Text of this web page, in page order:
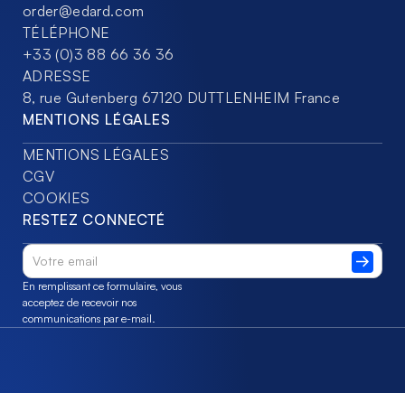
order@edard.com
TÉLÉPHONE
+33 (0)3 88 66 36 36
ADRESSE
8, rue Gutenberg 67120 DUTTLENHEIM France
MENTIONS LÉGALES
MENTIONS LÉGALES
CGV
COOKIES
RESTEZ CONNECTÉ
En remplissant ce formulaire, vous
acceptez de recevoir nos
communications par e-mail.